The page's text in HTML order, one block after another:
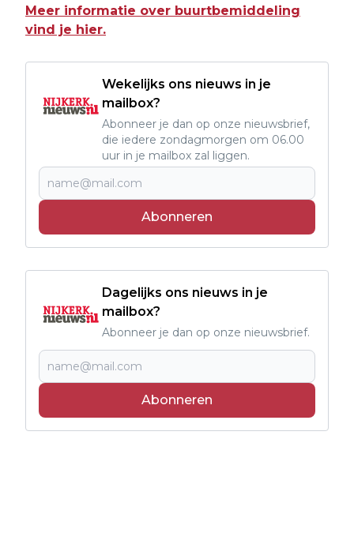
Meer informatie over buurtbemiddeling
vind je hier.
Wekelijks ons nieuws in je
mailbox?
Abonneer je dan op onze nieuwsbrief,
die iedere zondagmorgen om 06.00
uur in je mailbox zal liggen.
Abonneren
Dagelijks ons nieuws in je
mailbox?
Abonneer je dan op onze nieuwsbrief.
Abonneren